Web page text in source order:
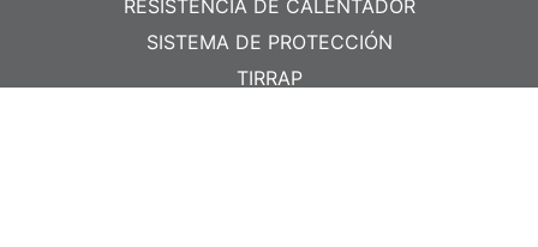
RESISTENCIA DE CALENTADOR
SISTEMA DE PROTECCIÓN
TIRRAP